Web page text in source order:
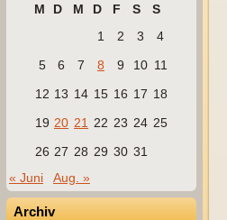
M
D M D F S
S
1
2 3
4
5
6 7 8 9 10 11
12 13 14 15 16 17 18
19 20 21 22 23 24 25
26 27 28 29 30 31
« Juni
Aug. »
Archiv